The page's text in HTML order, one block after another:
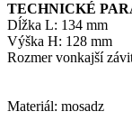
TECHNICKÉ
Dĺžka L: 134 mm
Výška H: 128 mm
Rozmer vonkajší
Materiál: mosadz